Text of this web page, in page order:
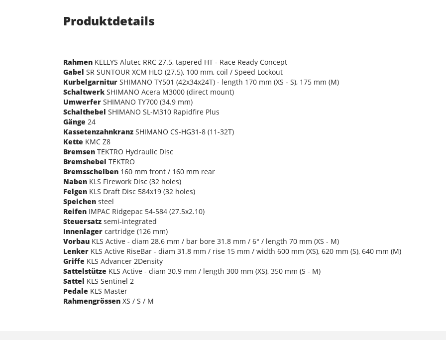
Produktdetails
Rahmen KELLYS Alutec RRC 27.5, tapered HT - Race Ready Concept
Gabel SR SUNTOUR XCM HLO (27.5), 100 mm, coil / Speed Lockout
Kurbelgarnitur SHIMANO TY501 (42x34x24T) - length 170 mm (XS - S), 175 mm (M)
Schaltwerk SHIMANO Acera M3000 (direct mount)
Umwerfer SHIMANO TY700 (34.9 mm)
Schalthebel SHIMANO SL-M310 Rapidfire Plus
Gänge 24
Kassetenzahnkranz SHIMANO CS-HG31-8 (11-32T)
Kette KMC Z8
Bremsen TEKTRO Hydraulic Disc
Bremshebel TEKTRO
Bremsscheiben 160 mm front / 160 mm rear
Naben KLS Firework Disc (32 holes)
Felgen KLS Draft Disc 584x19 (32 holes)
Speichen steel
Reifen IMPAC Ridgepac 54-584 (27.5x2.10)
Steuersatz semi-integrated
Innenlager cartridge (126 mm)
Vorbau KLS Active - diam 28.6 mm / bar bore 31.8 mm / 6° / length 70 mm (XS - M)
Lenker KLS Active RiseBar - diam 31.8 mm / rise 15 mm / width 600 mm (XS), 620 mm (S), 640 mm (M)
Griffe KLS Advancer 2Density
Sattelstütze KLS Active - diam 30.9 mm / length 300 mm (XS), 350 mm (S - M)
Sattel KLS Sentinel 2
Pedale KLS Master
Rahmengrössen XS / S / M